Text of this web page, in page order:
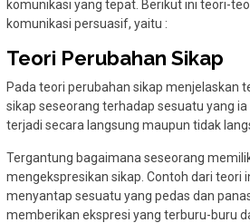
komunikasi yang tepat. Berikut ini teori-
komunikasi persuasif, yaitu :
Teori Perubahan Sikap
Pada teori perubahan sikap menjelaskan
sikap seseorang terhadap sesuatu yang
terjadi secara langsung maupun tidak
Tergantung bagaimana seseorang
mengekspresikan sikap. Contoh dari teori
menyantap sesuatu yang pedas dan
memberikan ekspresi yang terburu-buru